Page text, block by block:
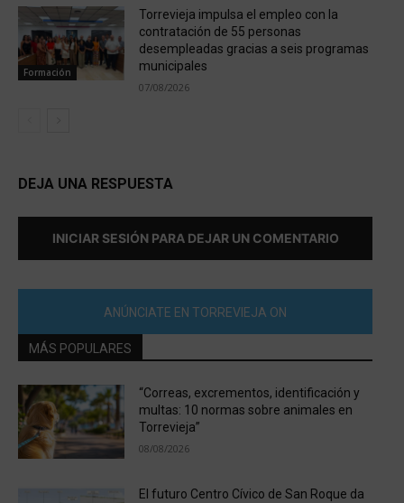
Formación
Torrevieja impulsa el empleo con la
contratación de 55 personas
desempleadas gracias a seis programas
municipales
07/08/2026
DEJA UNA RESPUESTA
INICIAR SESIÓN PARA DEJAR UN COMENTARIO
ANÚNCIATE EN TORREVIEJA ON
MÁS POPULARES
“Correas, excrementos, identificación y
multas: 10 normas sobre animales en
Torrevieja”
08/08/2026
El futuro Centro Cívico de San Roque da